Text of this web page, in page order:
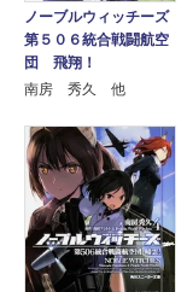
ノーブルウィッチーズ
第５０６統合戦闘航空
団 飛翔！
南房 秀久 他